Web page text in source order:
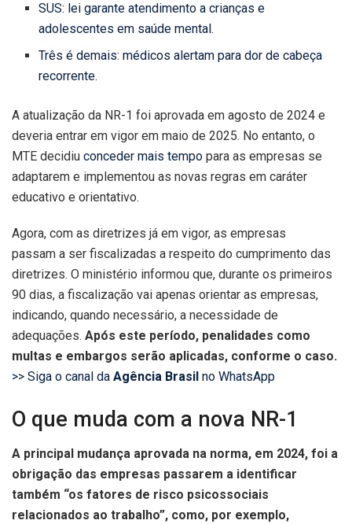
SUS: lei garante atendimento a crianças e
adolescentes em saúde mental.
Três é demais: médicos alertam para dor de cabeça
recorrente.
A atualização da NR-1 foi aprovada em agosto de 2024 e
deveria entrar em vigor em maio de 2025. No entanto, o
MTE decidiu conceder mais tempo para as empresas se
adaptarem e implementou as novas regras em caráter
educativo e orientativo.
Agora, com as diretrizes já em vigor, as empresas
passam a ser fiscalizadas a respeito do cumprimento das
diretrizes. O ministério informou que, durante os primeiros
90 dias, a fiscalização vai apenas orientar as empresas,
indicando, quando necessário, a necessidade de
adequações. Após este período, penalidades como
multas e embargos serão aplicadas, conforme o caso.
>> Siga o canal da Agência Brasil no WhatsApp
O que muda com a nova NR-1
A principal mudança aprovada na norma, em 2024, foi a
obrigação das empresas passarem a identificar
também “os fatores de risco psicossociais
relacionados ao trabalho”, como, por exemplo,